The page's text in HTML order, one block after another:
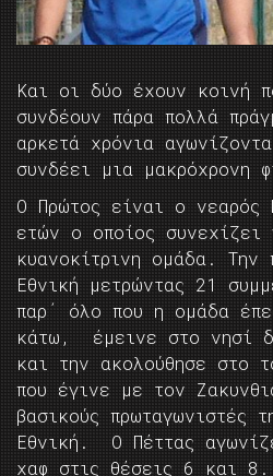
Και οι δύο έχουν κοινή
συνδέουν πάρα πολλά
αρκετά χρόνια
συνδέει μια μακρόχρονη
Ο Πρώτος είναι ο νεαρός
ετών ο οποίος συνεχίζει
κυανοκίτρινη ομάδα. Την
Εθνική μετρώντας 21
παρ΄ όλο που η ομάδα
κάτω, έμεινε στο νησί
και την ακολούθησε στο
που έγινε με τον
βασικούς πρωταγωνιστές
Εθνική. Ο Πέττας
χαφ στις θέσεις 6 και 8.